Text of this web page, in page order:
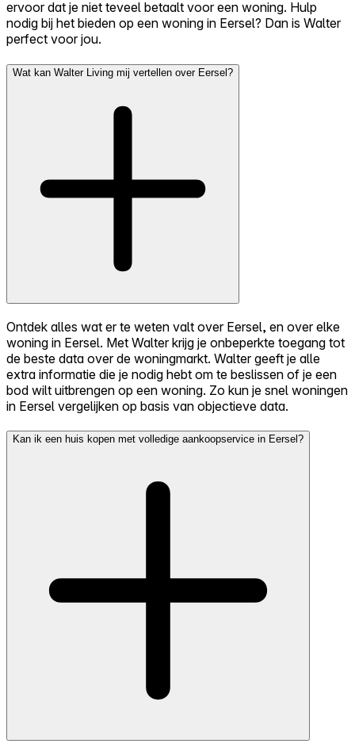
ervoor dat je niet teveel betaalt voor een woning. Hulp
nodig bij het bieden op een woning in Eersel? Dan is Walter
perfect voor jou.
Wat kan Walter Living mij vertellen over Eersel?
Ontdek alles wat er te weten valt over Eersel, en over elke
woning in Eersel. Met Walter krijg je onbeperkte toegang tot
de beste data over de woningmarkt. Walter geeft je alle
extra informatie die je nodig hebt om te beslissen of je een
bod wilt uitbrengen op een woning. Zo kun je snel woningen
in Eersel vergelijken op basis van objectieve data.
Kan ik een huis kopen met volledige aankoopservice in Eersel?